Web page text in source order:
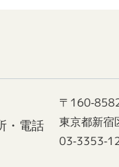
・電話
〒160-
東京都新宿
03-3353-